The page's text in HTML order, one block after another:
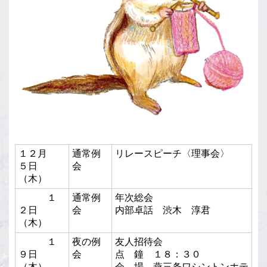
１２月
５日
（木）
通常例
会
リレースピーチ〈理事会〉
１
２日
（木）
通常例
会
年次総会
内部卓話 渋木 淳君
１
９日
夜の例
会
友人招待会
点 鐘 １８：３０